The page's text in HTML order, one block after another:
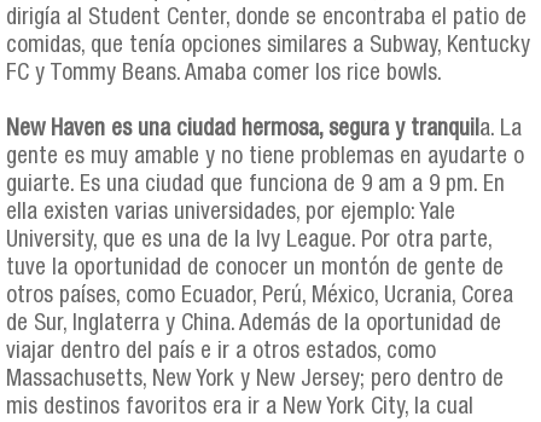
dirigía al Student Center, donde se encontraba el patio de
comidas, que tenía opciones similares a Subway, Kentucky
FC y Tommy Beans. Amaba comer los rice bowls.
New Haven es una ciudad hermosa, segura y tranquil a. La
gente es muy amable y no tiene problemas en ayudarte o
guiarte. Es una ciudad que funciona de 9 am a 9 pm. En
ella existen varias universidades, por ejemplo: Yale
University, que es una de la Ivy League. Por otra parte,
tuve la oportunidad de conocer un montón de gente de
otros países, como Ecuador, Perú, México, Ucrania, Corea
de Sur, Inglaterra y China. Además de la oportunidad de
viajar dentro del país e ir a otros estados, como
Massachusetts, New York y New Jersey; pero dentro de
mis destinos favoritos era ir a New York City, la cual